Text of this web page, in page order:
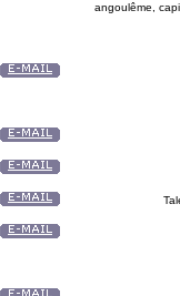
angoulême,